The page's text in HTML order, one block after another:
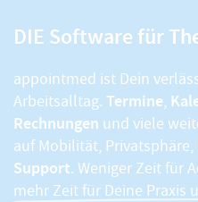
DIE Software für
appointmed ist Dein
Arbeitsalltag. Termine,
Rechnungen und viele
auf Mobilität,
Support. Weniger Zeit für
mehr Zeit für Deine Praxis